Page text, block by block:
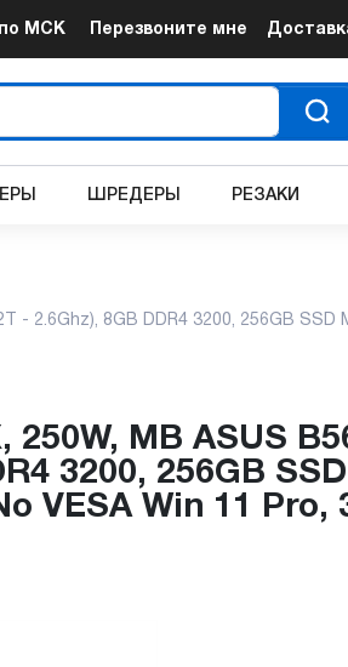
по МСК Перезвоните мне
ШРЕДЕРЫ РЕЗАКИ
- 2.6Ghz), 8GB DDR4 3200, 256GB
3200, 256GB
VESA Win 11 Pro,